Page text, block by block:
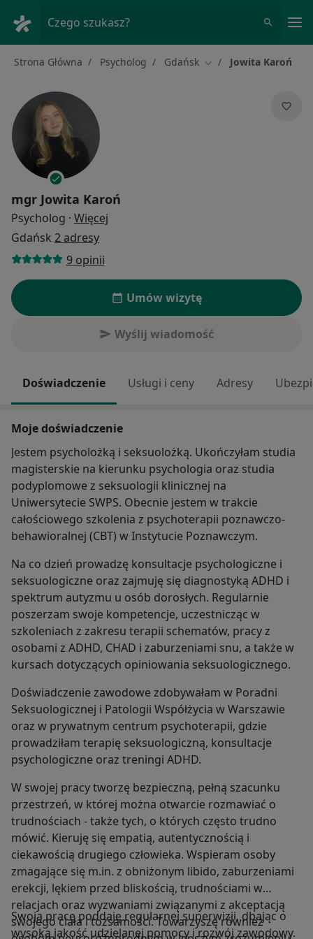
Czego szukasz?
Strona Główna Psycholog Gdańsk Zmień miasto
Jowita Karoń
mgr Jowita Karoń
Psycholog · Więcej
Gdańsk 2 adresy
9 opinii
Umów wizytę
Wyślij wiadomość
Doświadczenie Usługi i ceny Adresy
Moje doświadczenie
Jestem psycholożką i seksuolożką. Ukończyłam studia
magisterskie na kierunku psychologia oraz studia
podyplomowe z seksuologii klinicznej na
Uniwersytecie SWPS. Obecnie jestem w trakcie
całościowego szkolenia z psychoterapii poznawczo-
behawioralnej (CBT) w Instytucie Poznawczym.
Na co dzień prowadzę konsultacje psychologiczne i
seksuologiczne oraz zajmuję się diagnostyką ADHD i
spektrum autyzmu u osób dorosłych. Regularnie
poszerzam swoje kompetencje, uczestnicząc w
szkoleniach z zakresu terapii schematów, pracy z
osobami z ADHD, CHAD i zaburzeniami snu, a także w
kursach dotyczących opiniowania seksuologicznego.
Doświadczenie zawodowe zdobywałam w Poradni
Seksuologicznej i Patologii Współżycia w Warszawie
oraz w prywatnym centrum psychoterapii, gdzie
prowadziłam terapię seksuologiczną, konsultacje
psychologiczne oraz treningi ADHD.
W swojej pracy tworzę bezpieczną, pełną szacunku
przestrzeń, w której można otwarcie rozmawiać o
trudnościach - także tych, o których często trudno
mówić. Kieruję się empatią, autentycznością i
ciekawością drugiego człowieka. Wspieram osoby
zmagające się m.in. z obniżonym libido, zaburzeniami
erekcji, lękiem przed bliskością, trudnościami w
relacjach oraz wyzwaniami związanymi z akceptacją
swojego ciała i tożsamości. Towarzyszę również
Swoją pracę poddaję regularnej superwizji, dbając o
wysoką jakość udzielanej pomocy i rozwój zawodowy.